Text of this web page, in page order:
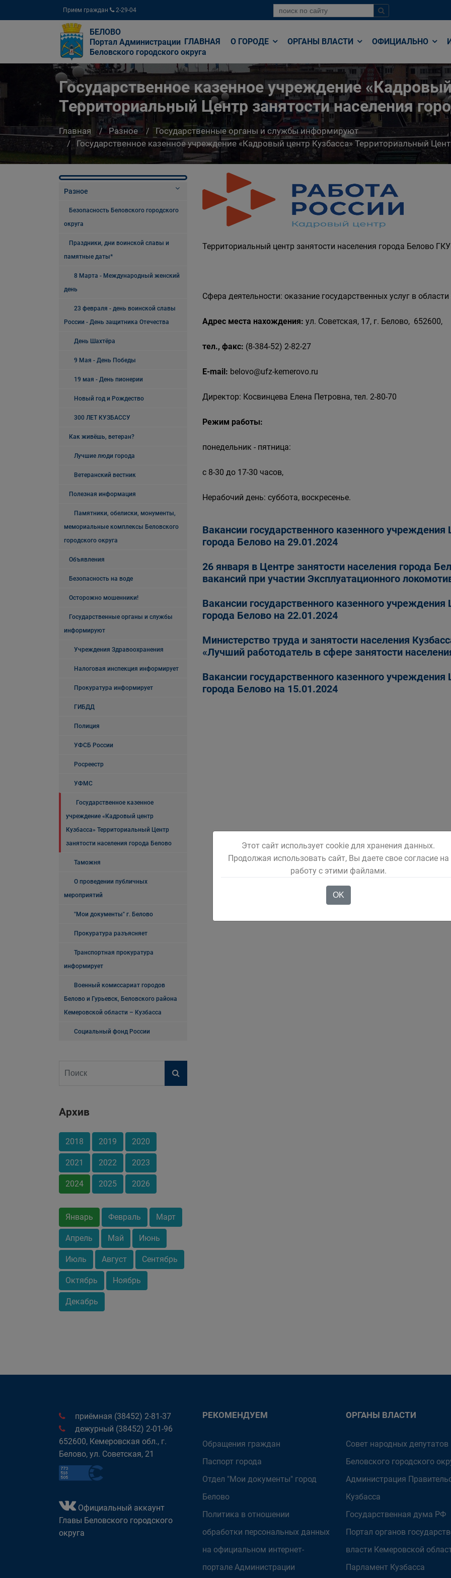
Прием граждан 2-29-04
БЕЛОВО
Портал Администрации
Беловского городского округа
ГЛАВНАЯ О ГОРОДЕ ОРГАНЫ ВЛАСТИ ОФИЦИАЛЬНО
Государственное казенное учреждение
Территориальный Центр занятости населения
Главная Разное
Государственные органы и службы информируют
Государственное казенное учреждение «Кадровый центр Кузбасса» Территориальный
Разное
Безопасность Беловского городского
округа
Праздники, дни воинской славы и
памятные даты*
8 Марта - Международный женский
день
23 февраля - день воинской славы
России - День защитника Отечества
День Шахтёра
9 Мая - День Победы
19 мая - День пионерии
Новый год и Рождество
300 ЛЕТ КУЗБАССУ
Как живёшь, ветеран?
Лучшие люди города
Ветеранский вестник
Полезная информация
Памятники, обелиски, монументы,
мемориальные комплексы Беловского
городского округа
Объявления
Безопасность на воде
Осторожно мошенники!
Государственные органы и службы
информируют
Учреждения Здравоохранения
Налоговая инспекция информирует
Прокуратура информирует
ГИБДД
Полиция
УФСБ России
Росреестр
УФМС
Государственное казенное
учреждение «Кадровый центр
Кузбасса» Территориальный Центр
занятости населения города Белово
Таможня
О проведении публичных
мероприятий
"Мои документы" г. Белово
Прокуратура разъясняет
Транспортная прокуратура
информирует
Военный комиссариат городов
Белово и Гурьевск, Беловского района
Кемеровской области – Кузбасса
Социальный фонд России
Архив
2018 2019 2020
2021 2022 2023
2024 2025 2026
Январь Февраль Март
Апрель Май Июнь
Июль Август Сентябрь
Октябрь Ноябрь
Декабрь
Территориальный центр занятости населения города Белово
Сфера деятельности: оказание государственных услуг в
Адрес места нахождения: ул. Советская, 17, г. Белово, 652600,
тел., факс: (8-384-52) 2-82-27
E-mail: belovo@ufz-kemerovo.ru
Директор: Косвинцева Елена Петровна, тел. 2-80-70
Режим работы:
понедельник - пятница:
с 8-30 до 17-30 часов,
Нерабочий день: суббота, воскресенье.
Вакансии государственного казенного учреждения
города Белово на 29.01.2024
26 января в Центре занятости населения города
вакансий при участии Эксплуатационного
Вакансии государственного казенного учреждения
города Белово на 22.01.2024
Министерство труда и занятости населения
«Лучший работодатель в сфере занятости
Вакансии государственного казенного учреждения
города Белово на 15.01.2024
приёмная (38452) 2-81-37
дежурный (38452) 2-01-96
652600, Кемеровская обл., г.
Белово, ул. Советская, 21
Официальный аккаунт
Главы Беловского городского
округа
РЕКОМЕНДУЕМ
Обращения граждан
Паспорт города
Отдел "Мои документы" город
Белово
Политика в отношении
обработки персональных данных
на официальном интернет-
портале Администрации
ОРГАНЫ ВЛАСТИ
Совет народных депутатов
Беловского городского
Администрация
Кузбасса
Государственная дума РФ
Портал органов
власти Кемеровской
Парламент Кузбасса
Этот сайт использует cookie для хранения данных.
Продолжая использовать сайт, Вы даете свое согласие на
работу с этими файлами.
OK